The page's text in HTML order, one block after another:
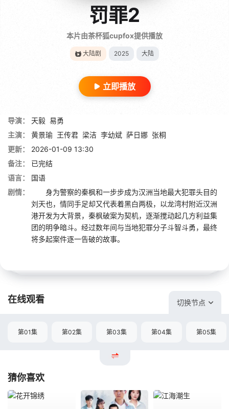
罚罪2
本片由茶杯狐cupfox提供播放
大陆剧 2025 大陆
立即播放
导演： 天毅 易勇
主演：
黄景瑜 王传君 梁洁 李幼斌 萨日娜 张桐
更新：
2026-01-09 13:30
备注：
已完结
语言：
国语
剧情：
身为警察的秦枫和一步步成为汉洲当地最大犯罪头目的
刘天也，情同手足却又代表着黑白两极，以龙湾村附近汉洲
港开发为大背景，秦枫破案为契机，逐渐搅动起几方利益集
团的明争暗斗。经过数年间与当地犯罪分子斗智斗勇，最终
将多起案件逐一告破的故事。
在线观看 切换节点
第01集 第02集 第03集 第04集 第05集
猜你喜欢